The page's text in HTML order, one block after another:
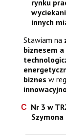
rynku
innych
Stawiam na
biznesem
biznes w
Nr 3 w
Szymona